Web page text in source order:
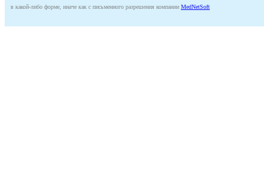
в какой-либо форме, иначе как с письменного разрешения компании MedNetSoft